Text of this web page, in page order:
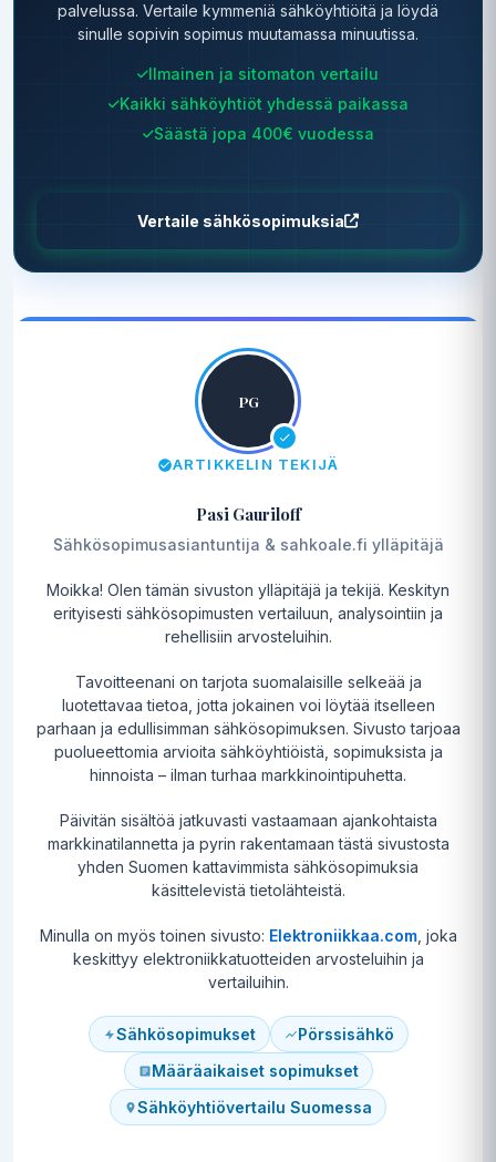
palvelussa. Vertaile kymmeniä sähköyhtiöitä ja löydä
sinulle sopivin sopimus muutamassa minuutissa.
Ilmainen ja sitomaton vertailu
Kaikki sähköyhtiöt yhdessä paikassa
Säästä jopa 400€ vuodessa
Vertaile sähkösopimuksia
PG
ARTIKKELIN TEKIJÄ
Pasi Gauriloff
Sähkösopimusasiantuntija & sahkoale.fi ylläpitäjä
Moikka! Olen tämän sivuston ylläpitäjä ja tekijä. Keskityn
erityisesti sähkösopimusten vertailuun, analysointiin ja
rehellisiin arvosteluihin.
Tavoitteenani on tarjota suomalaisille selkeää ja
luotettavaa tietoa, jotta jokainen voi löytää itselleen
parhaan ja edullisimman sähkösopimuksen. Sivusto tarjoaa
puolueettomia arvioita sähköyhtiöistä, sopimuksista ja
hinnoista – ilman turhaa markkinointipuhetta.
Päivitän sisältöä jatkuvasti vastaamaan ajankohtaista
markkinatilannetta ja pyrin rakentamaan tästä sivustosta
yhden Suomen kattavimmista sähkösopimuksia
käsittelevistä tietolähteistä.
Minulla on myös toinen sivusto: Elektroniikkaa.com, joka
keskittyy elektroniikkatuotteiden arvosteluihin ja
vertailuihin.
Sähkösopimukset
Pörssisähkö
Määräaikaiset sopimukset
Sähköyhtiövertailu Suomessa